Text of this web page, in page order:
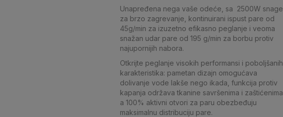
Unapređena nega vaše odeće, sa 2500W snage
za brzo zagrevanje, kontinuirani ispust pare od
45g/min za izuzetno efikasno peglanje i veoma
snažan udar pare od 195 g/min za borbu protiv
najupornijih nabora.
Otkrijte peglanje visokih performansi i poboljšanih
karakteristika: pametan dizajn omogućava
dolivanje vode lakše nego ikada, funkcija protiv
kapanja održava tkanine savršenima i zaštićenima,
a 100% aktivni otvori za paru obezbeđuju
maksimalnu distribuciju pare.